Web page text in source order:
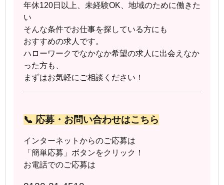
年休120日以上、未経験OK、地域のために働きた
い
そんな条件でお仕事を探している方にも
おすすめの求人です。
ハローワークでなかなか希望の求人に出会えなか
った方も、
まずはお気軽にご相談ください！
📞 応募・お問い合わせはこちら
インターネットからのご応募は
「簡単応募」ボタンをクリック！
お電話でのご応募は